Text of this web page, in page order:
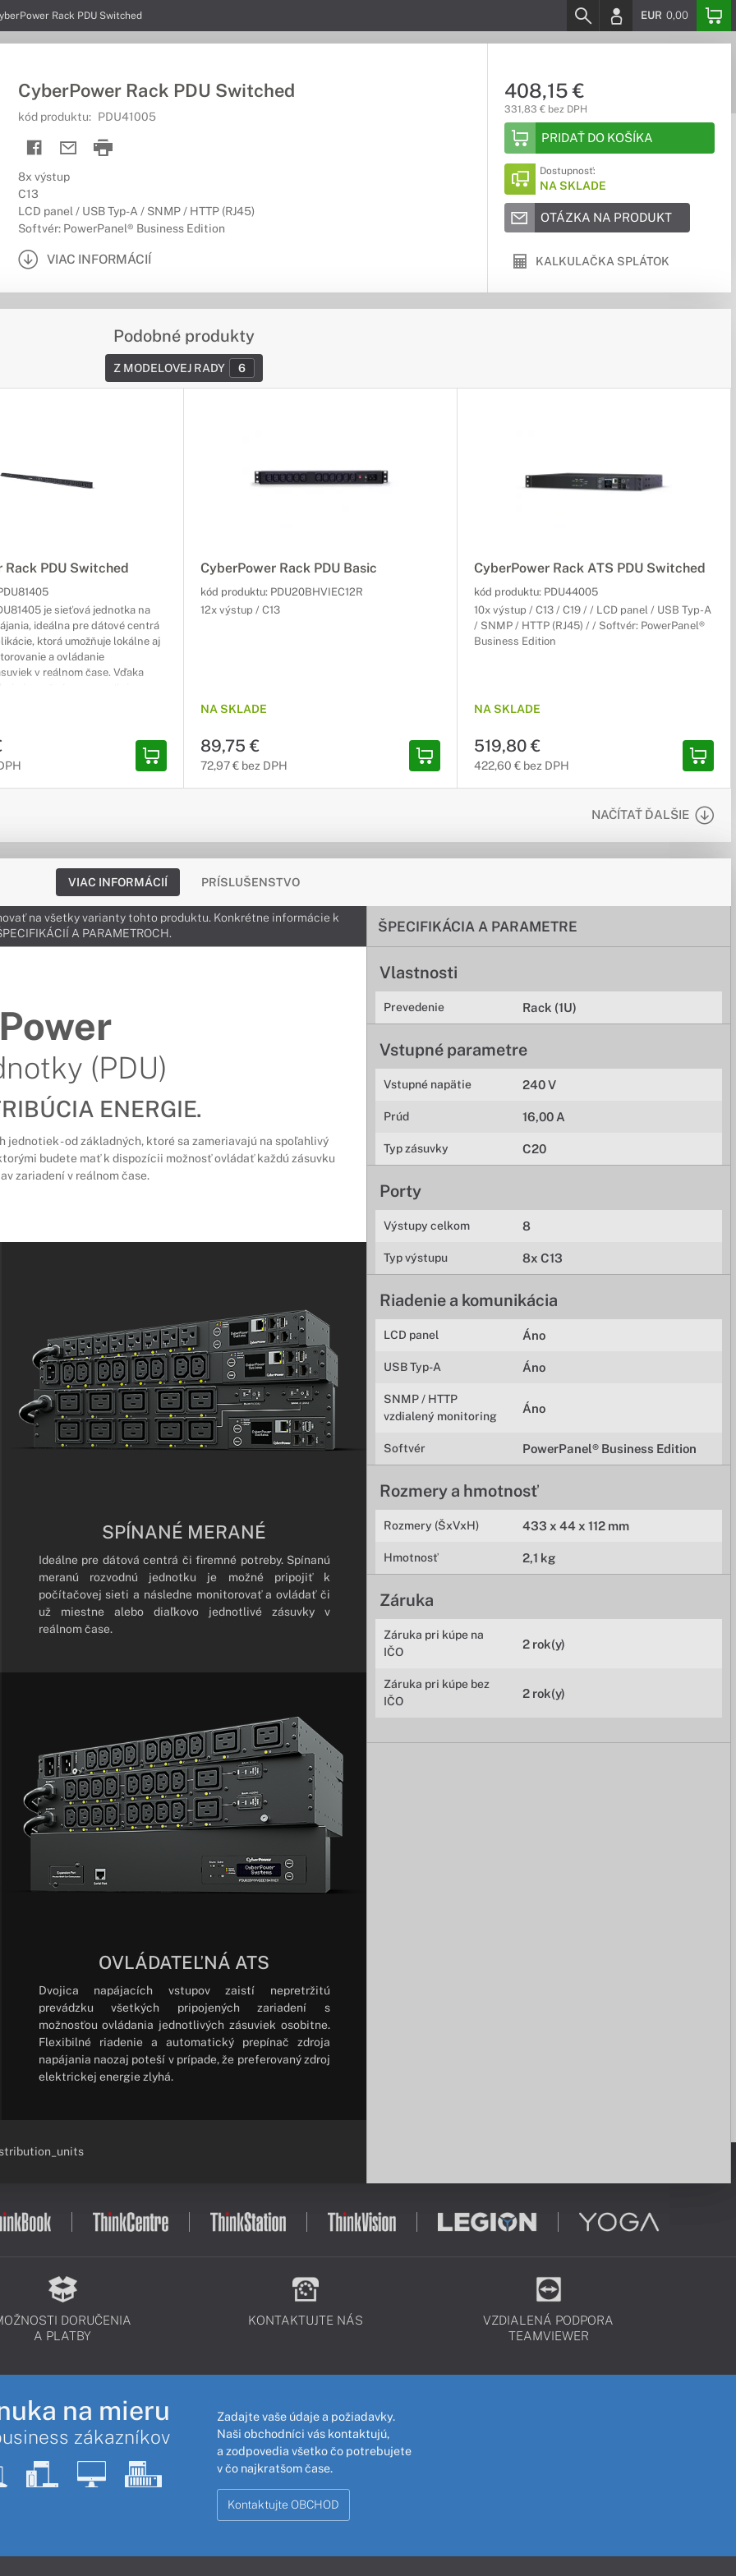
Rack PDU Switched EUR 0,00
CyberPower Rack PDU Switched
kód produktu: PDU41005
8x výstup
C13
LCD panel / USB Typ-A / SNMP / HTTP (RJ45)
Softvér: PowerPanel® Business Edition
VIAC INFORMÁCIÍ
408,15 €
331,83 € bez DPH
PRIDAŤ DO KOŠÍKA
Dostupnosť:
NA SKLADE
OTÁZKA NA PRODUKT
KALKULAČKA SPLÁTOK
Podobné produkty
Z MODELOVEJ RADY 6
Rack PDU Switched
je sieťová jednotka na
ideálna pre dátové centrá
ktorá umožňuje lokálne aj
a ovládanie
v reálnom čase. Vďaka
jednou IP adresou, čo
Softvér: PowerPanel® Business
CyberPower Rack PDU Basic
kód produktu: PDU20BHVIEC12R
12x výstup / C13
NA SKLADE
89,75 €
72,97 € bez DPH
CyberPower Rack ATS PDU Switched
kód produktu: PDU44005
10x výstup / C13 / C19 / / LCD panel / USB Typ-A
/ SNMP / HTTP (RJ45) / / Softvér: PowerPanel®
Business Edition
NA SKLADE
519,80 €
422,60 € bez DPH
NAČÍTAŤ ĎALŠIE
VIAC INFORMÁCIÍ PRÍSLUŠENSTVO
ŠPECIFIKÁCIA A PARAMETRE
Vlastnosti
Prevedenie Rack (1U)
Vstupné parametre
Vstupné napätie 240 V
Prúd 16,00 A
Typ zásuvky C20
Porty
Výstupy celkom 8
Typ výstupu 8x C13
Riadenie a komunikácia
LCD panel Áno
USB Typ-A Áno
SNMP / HTTP
vzdialený monitoring
Áno
Softvér PowerPanel® Business Edition
Rozmery a hmotnosť
Rozmery (ŠxVxH) 433 x 44 x 112 mm
Hmotnosť 2,1 kg
Záruka
Záruka pri kúpe na
IČO
2 rok(y)
Záruka pri kúpe bez
IČO
2 rok(y)
na všetky varianty tohto produktu. Konkrétne informácie k
A PARAMETROCH.
Power
(PDU)
ENERGIE.
- od základných, ktoré sa zameriavajú na spoľahlivý
budete mať k dispozícii možnosť ovládať každú zásuvku
zariadení v reálnom čase.
SPÍNANÉ MERANÉ
Ideálne pre dátová centrá či firemné potreby. Spínanú
meranú rozvodnú jednotku je možné pripojiť k
počítačovej sieti a následne monitorovať a ovládať či
už miestne alebo diaľkovo jednotlivé zásuvky v
reálnom čase.
OVLÁDATEĽNÁ ATS
Dvojica napájacích vstupov zaistí nepretržitú
prevádzku všetkých pripojených zariadení s
možnosťou ovládania jednotlivých zásuviek osobitne.
Flexibilné riadenie a automatický prepínač zdroja
napájania naozaj poteší v prípade, že preferovaný zdroj
elektrickej energie zlyhá.
DORUČENIA
A PLATBY
KONTAKTUJTE NÁS
VZDIALENÁ PODPORA
TEAMVIEWER
na mieru
zákazníkov
Zadajte vaše údaje a požiadavky.
Naši obchodníci vás kontaktujú,
a zodpovedia všetko čo potrebujete
v čo najkratšom čase.
Kontaktujte OBCHOD